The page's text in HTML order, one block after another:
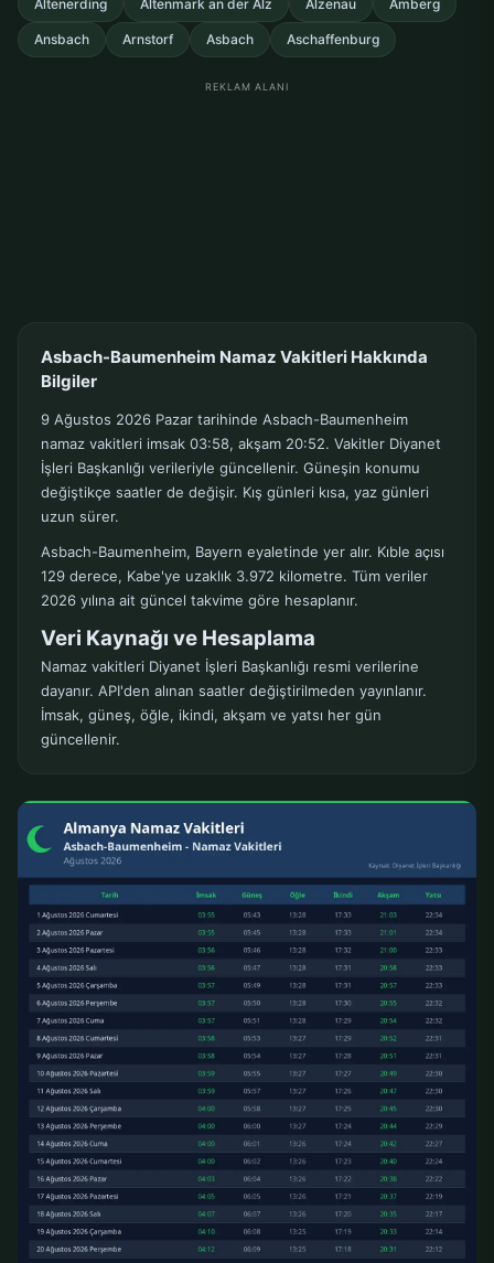
Altenerding Altenmark an der Alz Alzenau Amberg
Ansbach Arnstorf Asbach Aschaffenburg
REKLAM ALANI
Asbach-Baumenheim Namaz Vakitleri Hakkında
Bilgiler
9 Ağustos 2026 Pazar tarihinde Asbach-Baumenheim
namaz vakitleri imsak 03:58, akşam 20:52. Vakitler Diyanet
İşleri Başkanlığı verileriyle güncellenir. Güneşin konumu
değiştikçe saatler de değişir. Kış günleri kısa, yaz günleri
uzun sürer.
Asbach-Baumenheim, Bayern eyaletinde yer alır. Kıble açısı
129 derece, Kabe'ye uzaklık 3.972 kilometre. Tüm veriler
2026 yılına ait güncel takvime göre hesaplanır.
Veri Kaynağı ve Hesaplama
Namaz vakitleri Diyanet İşleri Başkanlığı resmi verilerine
dayanır. API'den alınan saatler değiştirilmeden yayınlanır.
İmsak, güneş, öğle, ikindi, akşam ve yatsı her gün
güncellenir.